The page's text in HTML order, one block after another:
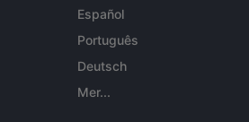
Español
Português
Deutsch
Mer...